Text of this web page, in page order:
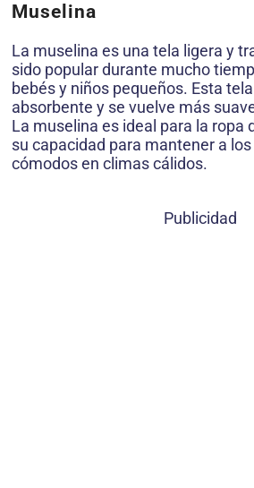
Muselina
La muselina es una tela ligera y
sido popular durante mucho
bebés y niños pequeños. Esta
absorbente y se vuelve más
La muselina es ideal para la ropa
su capacidad para mantener a
cómodos en climas cálidos.
Publicidad